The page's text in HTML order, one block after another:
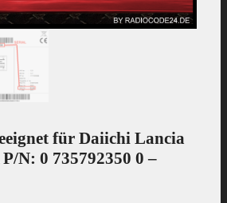
für Daiichi Lancia
N: 0 735792350 0 –